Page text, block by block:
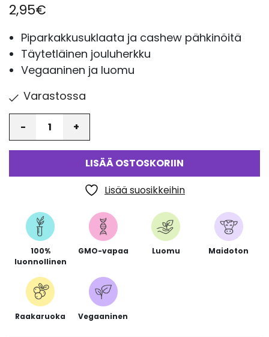
2,95€
Piparkakkusuklaata ja cashew pähkinöitä
Täytetläinen jouluherkku
Vegaaninen ja luomu
Varastossa
LISÄÄ OSTOSKORIIN
Lisää suosikkeihin
100%
luonnollinen
GMO-vapaa Luomu Maidoton
Raakaruoka Vegaaninen